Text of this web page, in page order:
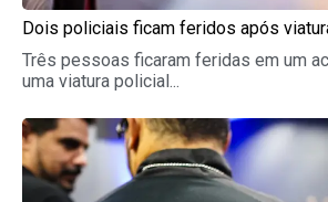
Dois policiais ficam feridos após
Três pessoas ficaram feridas em um
uma viatura policial...